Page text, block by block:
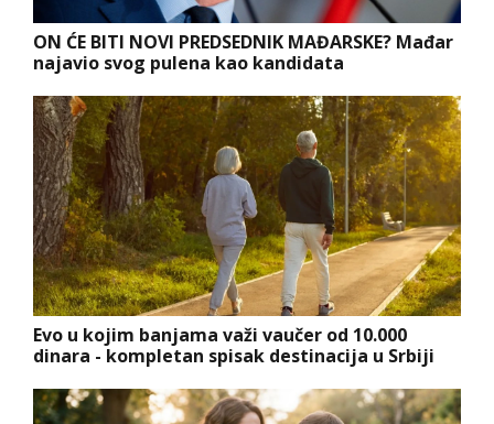
ON ĆE BITI NOVI PREDSEDNIK MAĐARSKE? Mađar
najavio svog pulena kao kandidata
Evo u kojim banjama važi vaučer od 10.000
dinara - kompletan spisak destinacija u Srbiji